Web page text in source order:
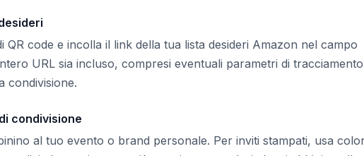
QR code e incolla il link della tua lista desideri Amazon nel campo
URL sia incluso, compresi eventuali parametri di tracciamento
condivisione.
condivisione
al tuo evento o brand personale. Per inviti stampati, usa